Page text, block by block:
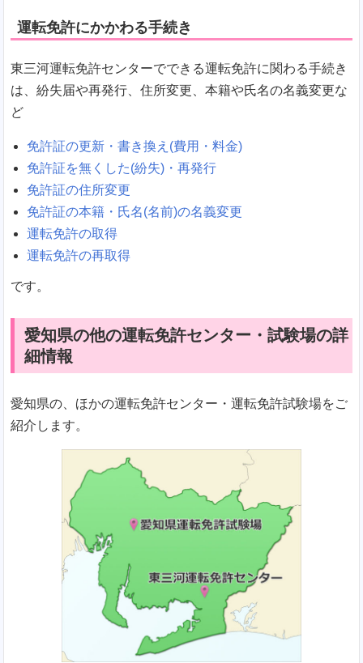
運転免許にかかわる手続き
東三河運転免許センターでできる運転免許に関わる手続き
は、紛失届や再発行、住所変更、本籍や氏名の名義変更な
ど
免許証の更新・書き換え(費用・料金)
免許証を無くした(紛失)・再発行
免許証の住所変更
免許証の本籍・氏名(名前)の名義変更
運転免許の取得
運転免許の再取得
です。
愛知県の他の運転免許センター・試験場の詳
細情報
愛知県の、ほかの運転免許センター・運転免許試験場をご
紹介します。